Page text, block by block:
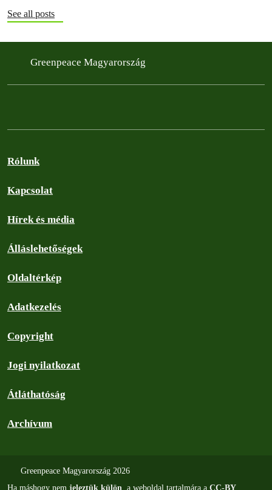
See all posts
Greenpeace Magyarország
Rólunk
Kapcsolat
Hírek és média
Álláslehetőségek
Oldaltérkép
Adatkezelés
Copyright
Jogi nyilatkozat
Átláthatóság
Archívum
Greenpeace Magyarország 2026
Ha máshogy nem jeleztük külön , a weboldal tartalmára a CC-BY